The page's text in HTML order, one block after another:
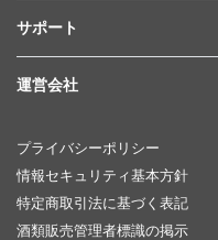
サポート
運営会社
プライバシーポリシー
情報セキュリティ基本方針
特定商取引法に基づく表記
酒類販売管理者標識の掲示